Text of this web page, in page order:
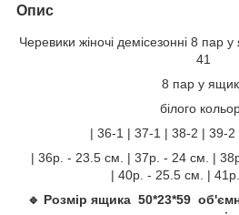
Опис
Черевики жіночі демісезонні 8 пар
41
8 пар у
білого
| 36-1 | 37-1 | 38-2 | 39-
| 36р. - 23.5 см. | 37р. - 24 см. |
| 40р. - 25.5 см. |
🔹 Розмір ящика 50*23*59